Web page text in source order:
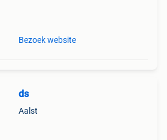
Bezoek website
ds
Aalst